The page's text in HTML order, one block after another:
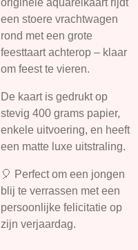
originele aquarelkaart rijdt
een stoere vrachtwagen
rond met een grote
feesttaart achterop – klaar
om feest te vieren.
De kaart is gedrukt op
stevig 400 grams papier,
enkele uitvoering, en heeft
een matte luxe uitstraling.
🎈 Perfect om een jongen
blij te verrassen met een
persoonlijke felicitatie op
zijn verjaardag.